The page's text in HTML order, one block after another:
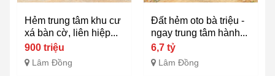
Hẻm trung tâm khu cư
xá bàn cờ, liên hiệp...
900 triệu
Lâm Đồng
Đất hẻm oto bà triệu -
ngay trung tâm hành...
6,7 tỷ
Lâm Đồng